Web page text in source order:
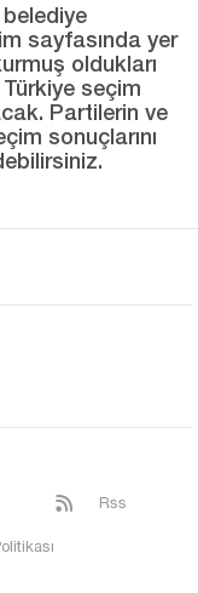
sayfasında yer
oldukları
Türkiye seçim
Partilerin ve
sonuçlarını
Rss